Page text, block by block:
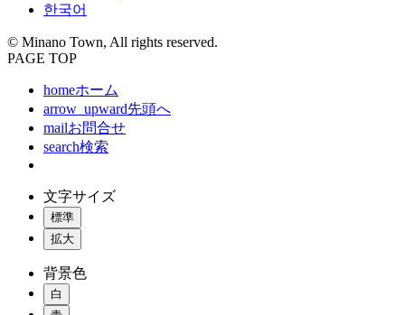
한국어
© Minano Town, All rights reserved.
PAGE TOP
homeホーム
arrow_upward先頭へ
mailお問合せ
search検索
文字サイズ
標準
拡大
背景色
白